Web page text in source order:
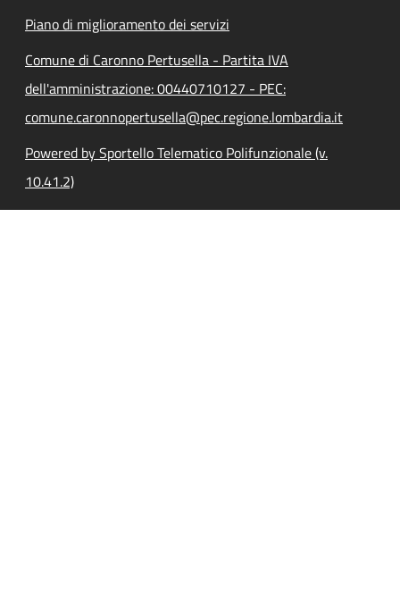
Piano di miglioramento dei servizi
Comune di Caronno Pertusella - Partita IVA
dell'amministrazione: 00440710127 - PEC:
comune.caronnopertusella@pec.regione.lombardia.it
Powered by Sportello Telematico Polifunzionale (v.
10.41.2)